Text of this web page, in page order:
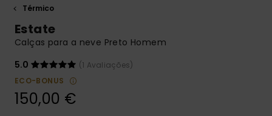
perguntas
frequentes e o
Térmico
Estate
Calças para a neve Preto Homem
5.0
(1 Avaliações)
ECO-BONUS
150,00 €